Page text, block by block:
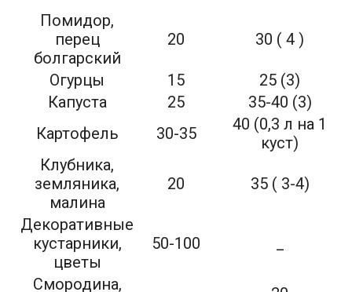
Помидор,
перец
болгарский
20 30 ( 4 )
Огурцы 15
25 (3)
Капуста
25
35-40 (3)
Картофель
30-35
40 (0,3 л на 1
куст)
Клубника,
земляника,
малина
20 35 ( 3-4)
Декоративные
кустарники,
цветы
50-100
Смородина,